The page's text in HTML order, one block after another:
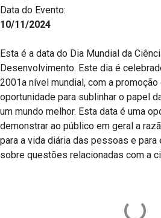
Data do Evento:
10/11/2024
Esta é a data do Dia Mundial da
Desenvolvimento. Este dia é
2001a nível mundial, com a promoção
oportunidade para sublinhar o papel
um mundo melhor. Esta data é uma
demonstrar ao público em geral a
para a vida diária das pessoas e
sobre questões relacionadas com a